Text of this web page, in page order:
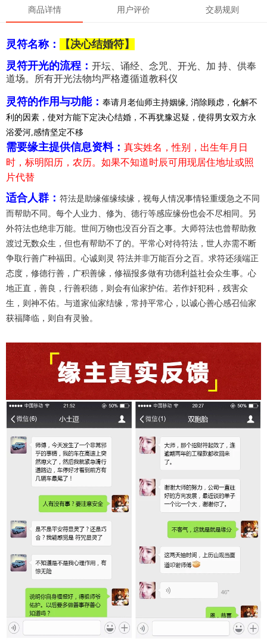
商品详情 用户评价 交易规则
灵符名称：
【决心结婚符】
灵符开光的流程： 开坛、诵经、念咒、开光、加 持、供奉
道场。所有开光法物均严格遵循道教科仪
灵符的作用与功能： 奉请月老仙师主持姻缘, 消除顾虑，化解不
利的因素，使对方能下定决心结婚，不再犹豫迟疑，使得男女双方永
浴爱河,感情坚定不移
需要缘主提供信息资料： 真实姓名，性别，出生年月日
时，标明阳历，农历。如果不知道时辰可用现居住地址或照
片代替
适合人群： 符法是助缘催缘续缘，视每人情况事情轻重缓急之不同
而帮助不同。每个人业力、修为、德行等感应缘份也会不尽相同。另
外符法也绝非万能。世间万物也没百分百之事。大师符法也曾帮助救
渡过无数众生，但也有帮助不了的。平常心对待符法，世人亦需不断
争取行善广种福田。心诚则灵 符法并非万能百分之百。求符还须端正
态度，修德行善，广积善缘，修福报多做有功德利益社会众生事。心
地正直，善良，行善积德，则会有仙家护佑。若作奸犯科，残害众
生，则神不佑。与道家仙家结缘，常持平常心，以诚心善心感召仙家
获福降临，则自有灵验。